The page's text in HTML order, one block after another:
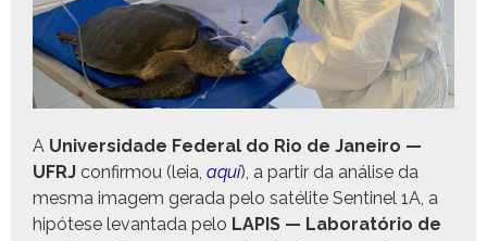
A Uni­ver­si­dade Fed­er­al do Rio de Janeiro —
UFRJ con­fir­mou (leia, aqui), a par­tir da análise da
mes­ma imagem ger­a­da pelo satélite Sen­tinel 1A, a
hipótese lev­an­ta­da pelo LAPIS — Lab­o­ratório de